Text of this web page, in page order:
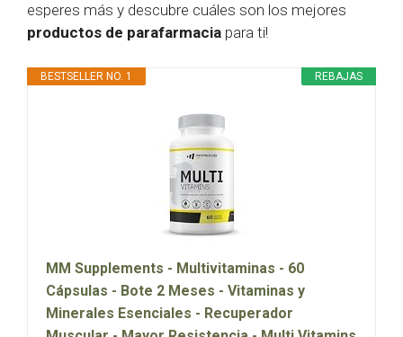
esperes más y descubre cuáles son los mejores
productos de parafarmacia para ti!
REBAJAS
BESTSELLER NO. 1
MM Supplements - Multivitaminas - 60
Cápsulas - Bote 2 Meses - Vitaminas y
Minerales Esenciales - Recuperador